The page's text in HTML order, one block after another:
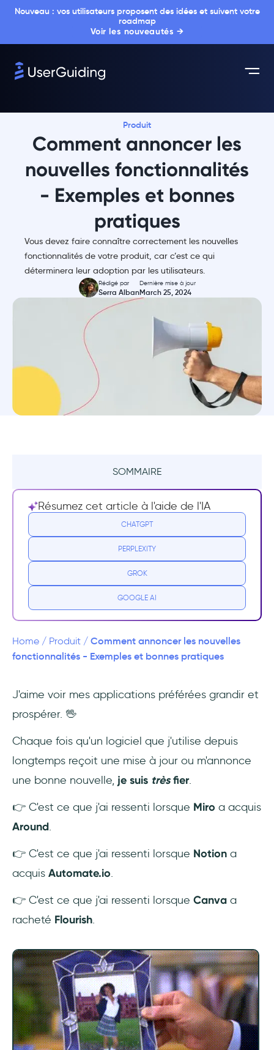
Nouveau : vos utilisateurs proposent des idées et suivent votre
roadmap
Voir les nouveautés →
Produit
Comment annoncer les
nouvelles fonctionnalités
- Exemples et bonnes
pratiques
Vous devez faire connaître correctement les nouvelles
fonctionnalités de votre produit, car c’est ce qui
déterminera leur adoption par les utilisateurs.
Rédigé par
Serra Alban
Dernière mise à jour
March 25, 2024
SOMMAIRE
Résumé
Qu'est-ce qu'une annonce de nouvelle
fonctionnalité ?
1- Meilleure adoption du produit 🧩
2- Diminution de la frustration des
utilisateurs
Qu'est-ce qui définit une bonne annonce de
1- Utiliser les bons modèles UX in-app
2- Partager avec les bons publics
3- Annonces multicanaux
nouvelles fonctionnalités
Annonces dans l'application : Twitter
Annonces sur les médias sociaux :
YouTube
Comment annoncer de nouvelles
fonctionnalités de la bonne manière - en 5
étapes
Résumez cet article à l'aide de l'IA
CHATGPT
PERPLEXITY
GROK
GOOGLE AI
Home / Produit / Comment annoncer les nouvelles
fonctionnalités - Exemples et bonnes pratiques
J'aime voir mes applications préférées grandir et
prospérer. 🖖
Chaque fois qu'un logiciel que j'utilise depuis
longtemps reçoit une mise à jour ou m'annonce
une bonne nouvelle, je suis trèsfier.
👉 C'est ce que j'ai ressenti lorsque Miro a acquis
Around.
👉 C'est ce que j'ai ressenti lorsque Notion a
acquis Automate.io.
👉 C'est ce que j'ai ressenti lorsque Canva a
racheté Flourish.